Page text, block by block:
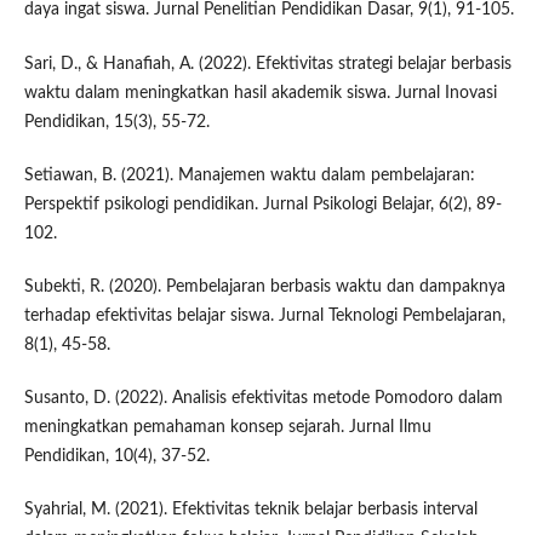
daya ingat siswa. Jurnal Penelitian Pendidikan Dasar, 9(1), 91-105.
Sari, D., & Hanafiah, A. (2022). Efektivitas strategi belajar berbasis
waktu dalam meningkatkan hasil akademik siswa. Jurnal Inovasi
Pendidikan, 15(3), 55-72.
Setiawan, B. (2021). Manajemen waktu dalam pembelajaran:
Perspektif psikologi pendidikan. Jurnal Psikologi Belajar, 6(2), 89-
102.
Subekti, R. (2020). Pembelajaran berbasis waktu dan dampaknya
terhadap efektivitas belajar siswa. Jurnal Teknologi Pembelajaran,
8(1), 45-58.
Susanto, D. (2022). Analisis efektivitas metode Pomodoro dalam
meningkatkan pemahaman konsep sejarah. Jurnal Ilmu
Pendidikan, 10(4), 37-52.
Syahrial, M. (2021). Efektivitas teknik belajar berbasis interval